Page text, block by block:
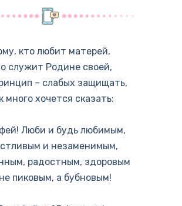
кто любит матерей,
служит Родине своей,
– слабых защищать,
много хочется сказать:
Люби и будь любимым,
и незаменимым,
радостным, здоровым
пиковым, а бубновым!